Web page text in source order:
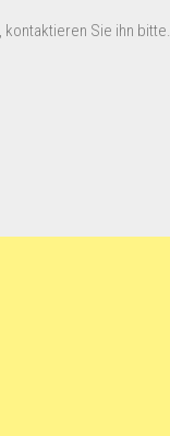
Sie ihn bitte.